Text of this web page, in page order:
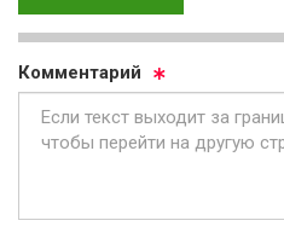
Ком­мен­та­рий